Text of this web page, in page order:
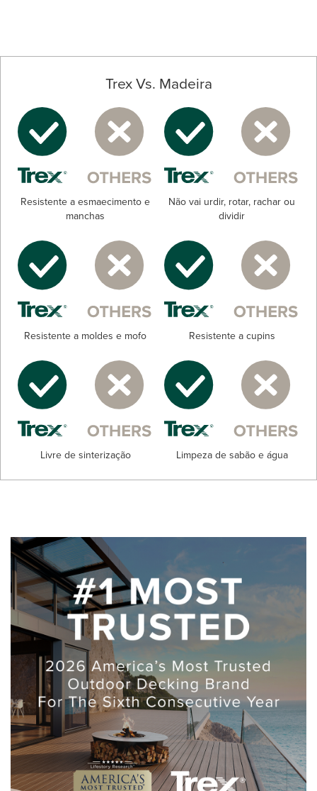
Trex Vs. Madeira
Resistente a esmaecimento e
manchas
Não vai urdir, rotar, rachar ou
dividir
Resistente a moldes e mofo Resistente a cupins
Livre de sinterização Limpeza de sabão e água